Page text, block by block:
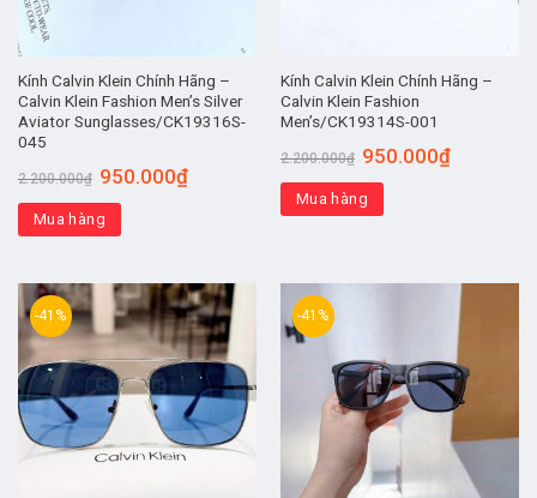
Kính Calvin Klein Chính Hãng –
Calvin Klein Fashion Men’s Silver
Aviator Sunglasses/CK19316S-
045
2.200.000₫ 950.000₫
Mua hàng
Kính Calvin Klein Chính Hãng –
Calvin Klein Fashion
Men’s/CK19314S-001
2.200.000₫ 950.000₫
Mua hàng
-41% -41%